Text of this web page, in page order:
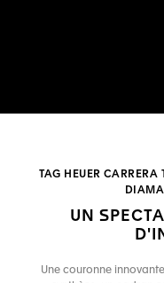
TAG HEUER
UN
Une couronne